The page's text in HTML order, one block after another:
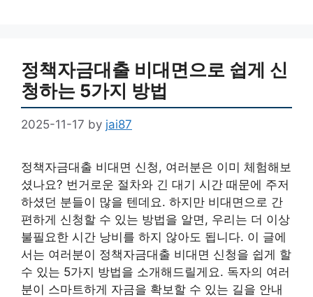
정책자금대출 비대면으로 쉽게 신
청하는 5가지 방법
2025-11-17 by jai87
정책자금대출 비대면 신청, 여러분은 이미 체험해보
셨나요? 번거로운 절차와 긴 대기 시간 때문에 주저
하셨던 분들이 많을 텐데요. 하지만 비대면으로 간
편하게 신청할 수 있는 방법을 알면, 우리는 더 이상
불필요한 시간 낭비를 하지 않아도 됩니다. 이 글에
서는 여러분이 정책자금대출 비대면 신청을 쉽게 할
수 있는 5가지 방법을 소개해드릴게요. 독자의 여러
분이 스마트하게 자금을 확보할 수 있는 길을 안내